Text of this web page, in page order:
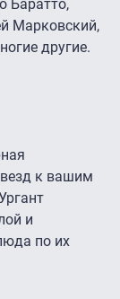
Баратто,
Марковский,
другие.
к вашим
и
по их